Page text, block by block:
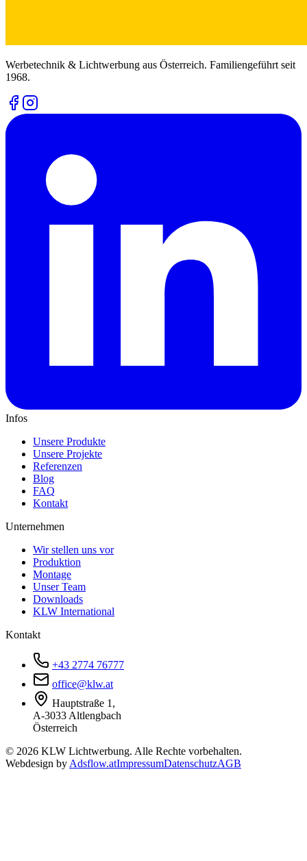
Werbetechnik & Lichtwerbung aus Österreich. Familiengeführt seit
1968.
Infos
Unsere Produkte
Unsere Projekte
Referenzen
Blog
FAQ
Kontakt
Unternehmen
Wir stellen uns vor
Produktion
Montage
Unser Team
Downloads
KLW International
Kontakt
+43 2774 76777
office@klw.at
Hauptstraße 1,
A-3033 Altlengbach
Österreich
© 2026 KLW Lichtwerbung. Alle Rechte vorbehalten.
Webdesign by Adsflow.atImpressumDatenschutzAGB